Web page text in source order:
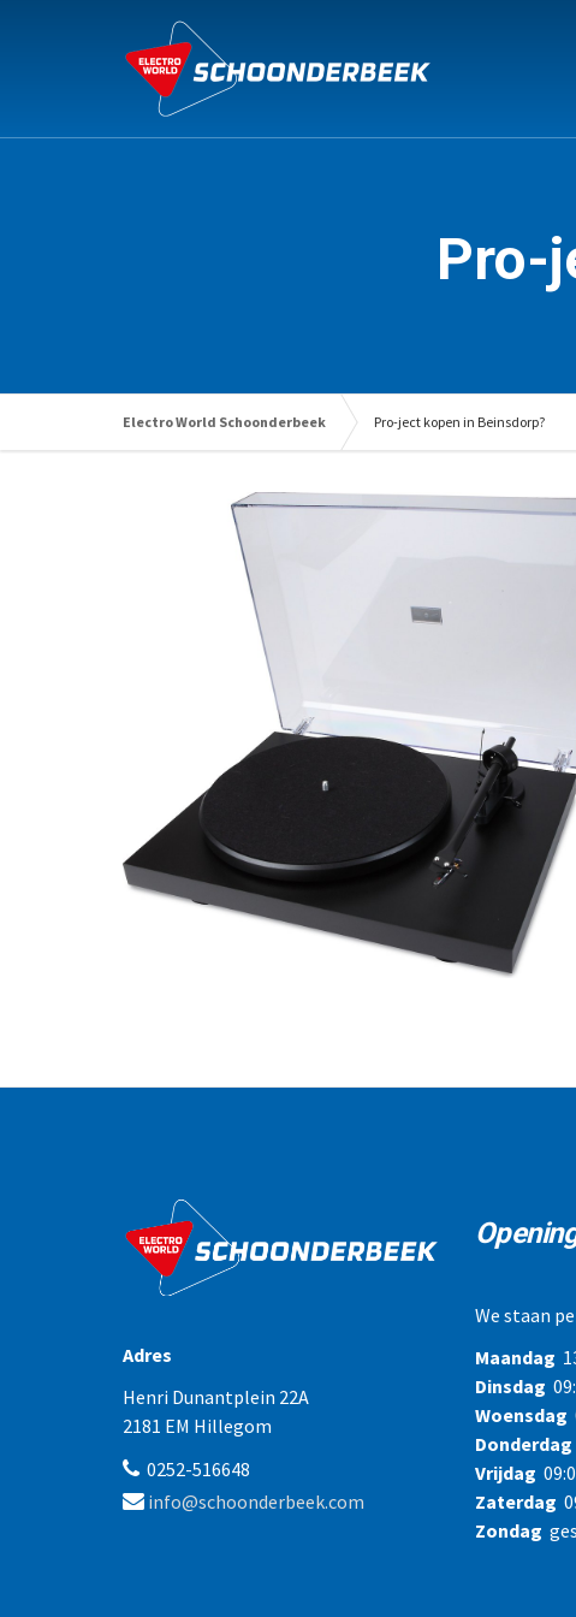
Pro-
Electro World Schoonderbeek Pro-ject kopen in Beinsdorp?
Adres
Henri Dunantplein 22A
2181 EM Hillegom
0252-516648
info@schoonderbeek.com
We staan
Maandag
Dinsdag
Woensdag
Donderdag
Vrijdag
Zaterdag
Zondag